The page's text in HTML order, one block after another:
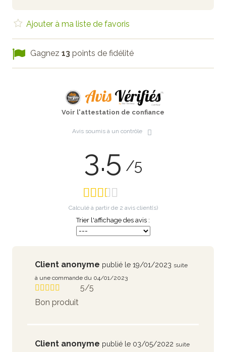
Ajouter à ma liste de favoris
Gagnez 13 points de fidélité
Voir l'attestation de confiance
Avis soumis à un contrôle
3.5 /5
Calculé à partir de 2 avis client(s)
Trier l'affichage des avis :
Client anonyme publié le 19/01/2023 suite
à une commande du 04/01/2023
5/5
Bon produit
Client anonyme publié le 03/05/2022 suite